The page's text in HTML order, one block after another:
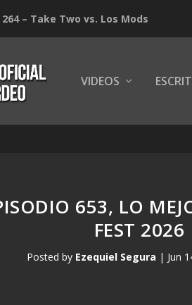
– Take Two vs. Los Mods
VIDEOS
653, LO
FEST 2026
Posted by Ezequiel Segura | Jun